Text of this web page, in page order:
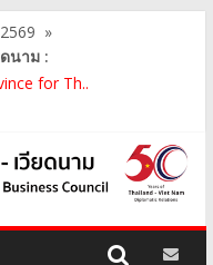
»
นาม :
นา "Investment and
for Th..
มคณะนายกรัฐมนตรีเยือน
วามร่วมมื..
ข้าร่วมประชุมหารือคณะรัฐ
on ..
ระชุมหารือร่วมกับคณะผู้
ประชาชน กรุงฮ..